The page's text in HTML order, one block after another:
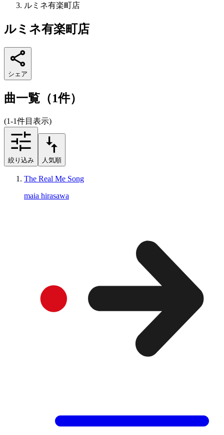
ルミネ有楽町店
ルミネ有楽町店
シェア
曲一覧（1件）
(1-1件目表示)
絞り込み 人気順
The Real Me Song
maia hirasawa